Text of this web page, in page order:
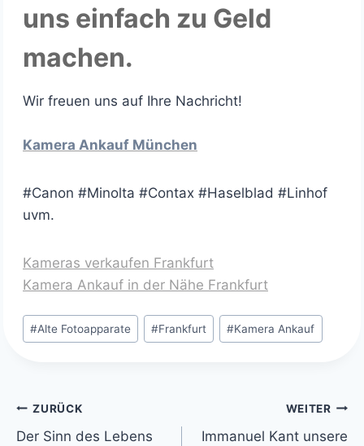
uns einfach zu Geld
machen.
Wir freuen uns auf Ihre Nachricht!
Kamera Ankauf München
#Canon #Minolta #Contax #Haselblad #Linhof
uvm.
Kameras verkaufen Frankfurt
Kamera Ankauf in der Nähe Frankfurt
Schlagworte:
#Alte Fotoapparate #Frankfurt #Kamera Ankauf
Beitragsnavigation
ZURÜCK
Der Sinn des Lebens
WEITER
Immanuel Kant unsere